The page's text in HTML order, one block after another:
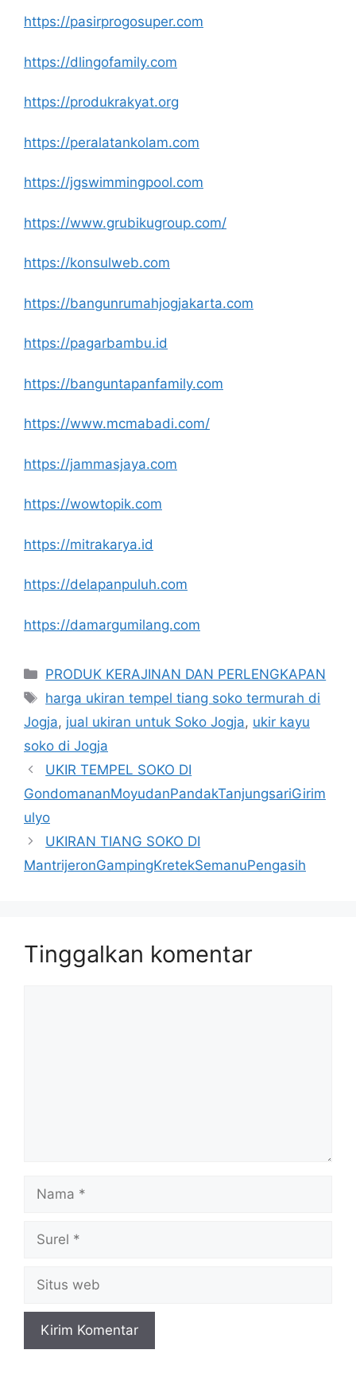
https://pasirprogosuper.com
https://dlingofamily.com
https://produkrakyat.org
https://peralatankolam.com
https://jgswimmingpool.com
https://www.grubikugroup.com/
https://konsulweb.com
https://bangunrumahjogjakarta.com
https://pagarbambu.id
https://banguntapanfamily.com
https://www.mcmabadi.com/
https://jammasjaya.com
https://wowtopik.com
https://mitrakarya.id
https://delapanpuluh.com
https://damargumilang.com
Kategori
PRODUK KERAJINAN DAN PERLENGKAPAN
Tag
harga ukiran tempel tiang soko termurah di
Jogja, jual ukiran untuk Soko Jogja, ukir kayu
soko di Jogja
UKIR TEMPEL SOKO DI
GondomananMoyudanPandakTanjungsariGirim
ulyo
UKIRAN TIANG SOKO DI
MantrijeronGampingKretekSemanuPengasih
Tinggalkan komentar
web